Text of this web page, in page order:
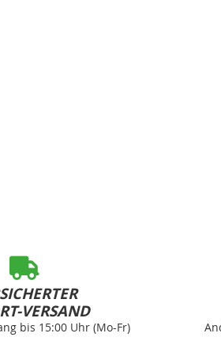
VERSAND
bis 15:00 Uhr (Mo-Fr)